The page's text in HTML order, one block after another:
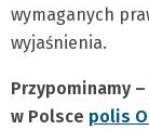
wymaganych
wyjaśnienia.
Przypominamy
w Polsce polis